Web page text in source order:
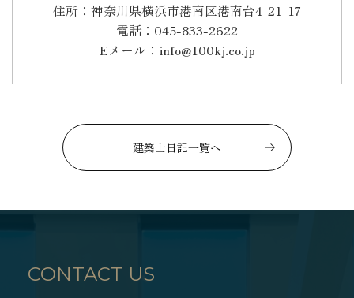
住所：神奈川県横浜市港南区港南台4-21-17
電話：045-833-2622
Eメール：info@100kj.co.jp
建築士日記一覧へ
CONTACT US